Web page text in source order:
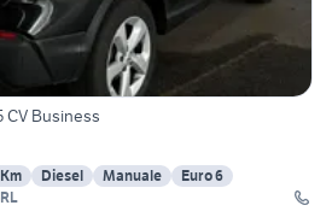
CV Business
Diesel Manuale
Euro 6